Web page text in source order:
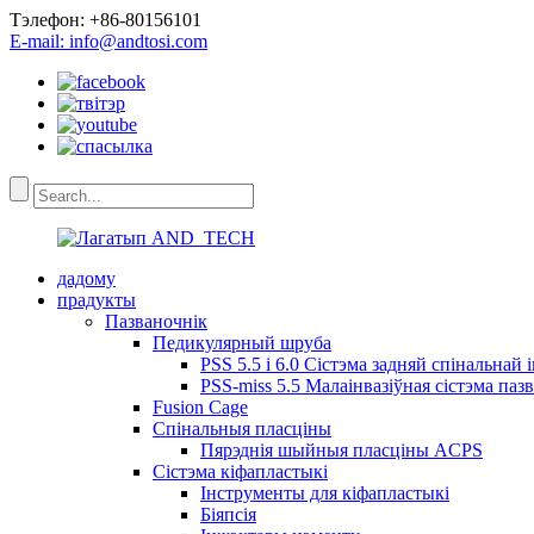
Тэлефон: +86-80156101
E-mail: info@andtosi.com
дадому
прадукты
Пазваночнік
Педикулярный шруба
PSS 5.5 і 6.0 Сістэма задняй спінальнай
PSS-miss 5.5 Малаінвазіўная сістэма
Fusion Cage
Спінальныя пласціны
Пярэднія шыйныя пласціны ACPS
Сістэма кіфапластыкі
Інструменты для кіфапластыкі
Біяпсія